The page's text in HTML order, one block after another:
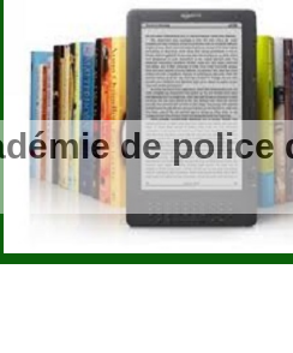
de police